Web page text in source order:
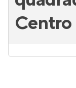
Centro